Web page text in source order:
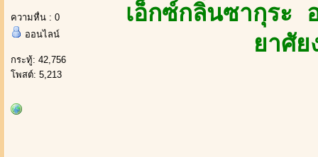
ความหื่น : 0
ออนไลน์
กระทู้: 42,756
โพสต์: 5,213
เอ็กซ์กลิ่นซากุระ
ยาศัย